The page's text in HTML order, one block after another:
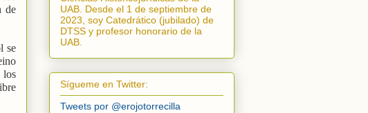
de
se
los
UAB. Desde el 1 de septiembre de
2023, soy Catedrático (jubilado) de
DTSS y profesor honorario de la
UAB.
Sígueme en Twitter:
Tweets por @erojotorrecilla